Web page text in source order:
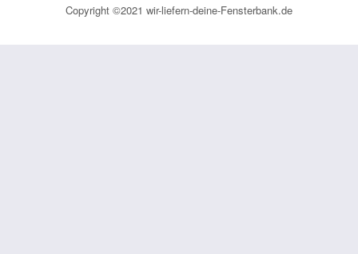
Copyright ©2021 wir-liefern-deine-Fensterbank.de